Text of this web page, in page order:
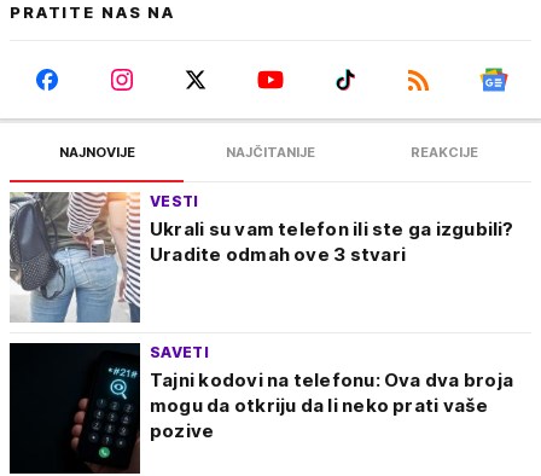
PRATITE NAS NA
NAJNOVIJE NAJČITANIJE REAKCIJE
VESTI
Ukrali su vam telefon ili ste ga izgubili?
Uradite odmah ove 3 stvari
SAVETI
Tajni kodovi na telefonu: Ova dva broja
mogu da otkriju da li neko prati vaše
pozive